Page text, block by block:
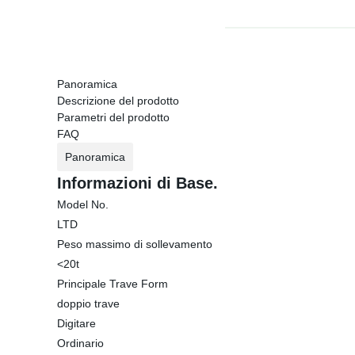
Panoramica
Descrizione del prodotto
Parametri del prodotto
FAQ
Panoramica
Informazioni di Base.
Model No.
LTD
Peso massimo di sollevamento
<20t
Principale Trave Form
doppio trave
Digitare
Ordinario